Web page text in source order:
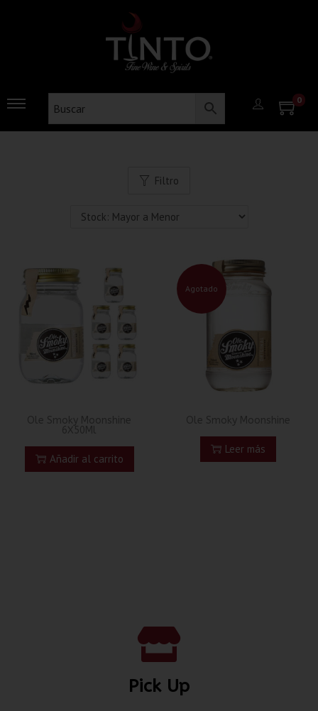
0
Filtro
Añadir al carrito
Agotado
Leer más
Pick Up